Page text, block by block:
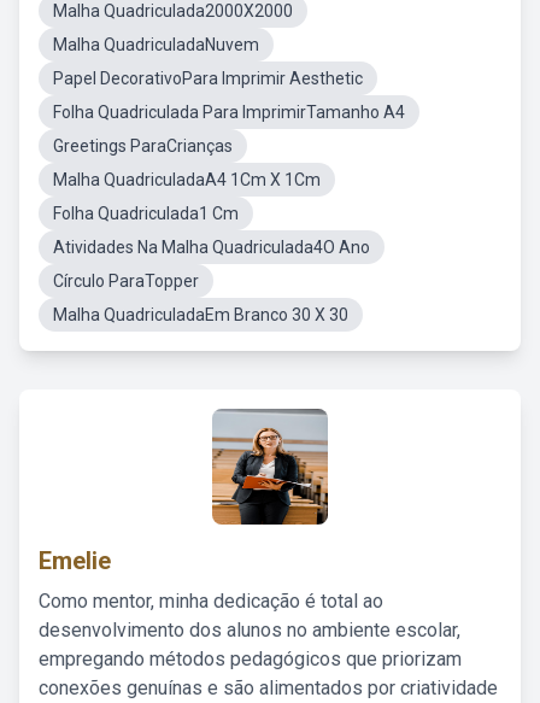
Malha Quadriculada2000X2000
Malha QuadriculadaNuvem
Papel DecorativoPara Imprimir Aesthetic
Folha Quadriculada Para ImprimirTamanho A4
Greetings ParaCrianças
Malha QuadriculadaA4 1Cm X 1Cm
Folha Quadriculada1 Cm
Atividades Na Malha Quadriculada4O Ano
Círculo ParaTopper
Malha QuadriculadaEm Branco 30 X 30
Emelie
Como mentor, minha dedicação é total ao
desenvolvimento dos alunos no ambiente escolar,
empregando métodos pedagógicos que priorizam
conexões genuínas e são alimentados por criatividade